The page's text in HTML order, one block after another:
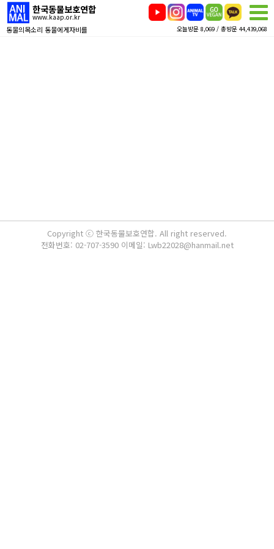
한국동물보호연합
www.kaap.or.kr
동물의목소리 동물에게자비를 오늘방문 8,069 / 총방문 44,439,068
Copyright ⓒ 한국동물보호연합. All right reserved.
전화번호: 02-707-3590 이메일: Lwb22028@hanmail.net